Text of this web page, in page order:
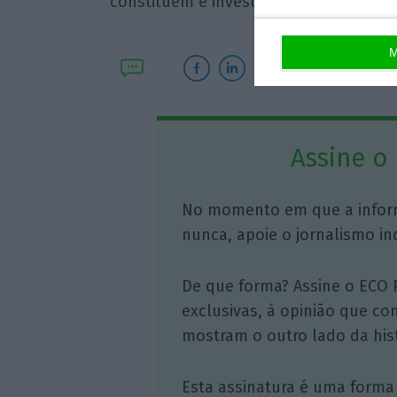
Assine o
No momento em que a
nunca, apoie o jornalismo
De que forma? Assine o
exclusivas, à opinião que
mostram o outro lado da
Esta assinatura é uma